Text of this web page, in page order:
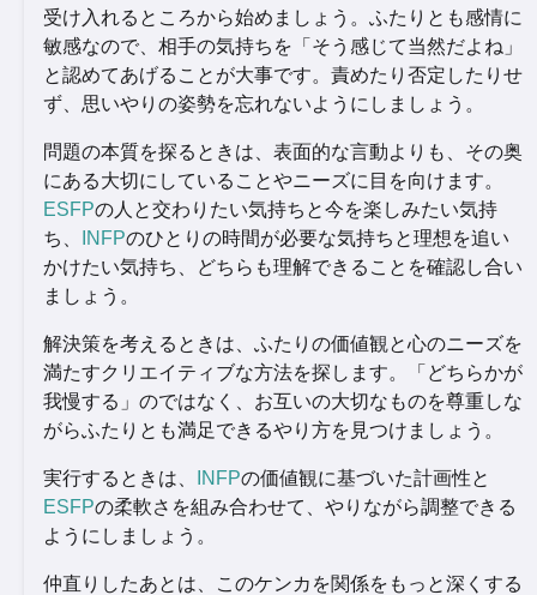
受け入れるところから始めましょう。ふたりとも感情に
敏感なので、相手の気持ちを「そう感じて当然だよね」
と認めてあげることが大事です。責めたり否定したりせ
ず、思いやりの姿勢を忘れないようにしましょう。
問題の本質を探るときは、表面的な言動よりも、その奥
にある大切にしていることやニーズに目を向けます。
ESFPの人と交わりたい気持ちと今を楽しみたい気持
ち、
INFPのひとりの時間が必要な気持ちと理想を追い
かけたい気持ち、どちらも理解できることを確認し合い
ましょう。
解決策を考えるときは、ふたりの価値観と心のニーズを
満たすクリエイティブな方法を探します。「どちらかが
我慢する」のではなく、お互いの大切なものを尊重しな
がらふたりとも満足できるやり方を見つけましょう。
実行するときは、 INFPの価値観に基づいた計画性と
ESFPの柔軟さを組み合わせて、やりながら調整できる
ようにしましょう。
仲直りしたあとは、このケンカを関係をもっと深くする